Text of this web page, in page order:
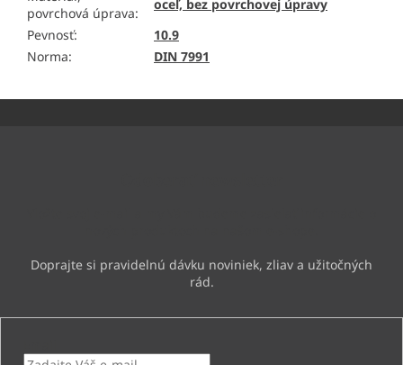
povrchová úprava:
oceľ, bez povrchovej úpravy
Pevnosť:
10.9
Norma: DIN 7991